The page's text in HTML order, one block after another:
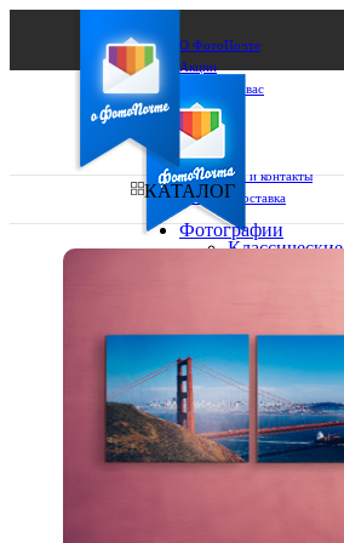
О ФотоПочте
Акции
Сделаем за вас
Бизнесу
FAQ
Франшиза
Поддержка и контакты
Оплата и доставка
Выберите из списка:
КАТАЛОГ
Фотографии
Классические
13х18
15х20
20х20
20х30
30х30
30х40